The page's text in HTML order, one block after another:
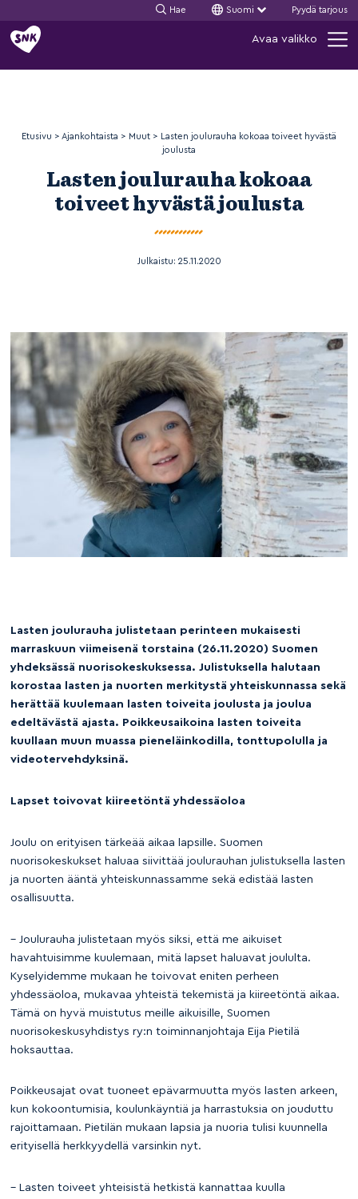
Siirry
sisältöön
Hae Suomi Pyydä tarjous
Avaa valikko
Etusivu > Ajankohtaista > Muut >
Lasten joulurauha kokoaa toiveet hyvästä
joulusta
Lasten joulurauha kokoaa
toiveet hyvästä joulusta
Julkaistu: 25.11.2020
Lasten joulurauha julistetaan perinteen mukaisesti
marraskuun viimeisenä torstaina (26.11.2020) Suomen
yhdeksässä nuorisokeskuksessa. Julistuksella halutaan
korostaa lasten ja nuorten merkitystä yhteiskunnassa sekä
herättää kuulemaan lasten toiveita joulusta ja joulua
edeltävästä ajasta. Poikkeusaikoina lasten toiveita
kuullaan muun muassa pieneläinkodilla, tonttupolulla ja
videotervehdyksinä.
Lapset toivovat kiireetöntä yhdessäoloa
Joulu on erityisen tärkeää aikaa lapsille. Suomen
nuorisokeskukset haluaa siivittää joulurauhan julistuksella lasten
ja nuorten ääntä yhteiskunnassamme sekä edistää lasten
osallisuutta.
– Joulurauha julistetaan myös siksi, että me aikuiset
havahtuisimme kuulemaan, mitä lapset haluavat joululta.
Kyselyidemme mukaan he toivovat eniten perheen
yhdessäoloa, mukavaa yhteistä tekemistä ja kiireetöntä aikaa.
Tämä on hyvä muistutus meille aikuisille, Suomen
nuorisokeskusyhdistys ry:n toiminnanjohtaja Eija Pietilä
hoksauttaa.
Poikkeusajat ovat tuoneet epävarmuutta myös lasten arkeen,
kun kokoontumisia, koulunkäyntiä ja harrastuksia on jouduttu
rajoittamaan. Pietilän mukaan lapsia ja nuoria tulisi kuunnella
erityisellä herkkyydellä varsinkin nyt.
– Lasten toiveet yhteisistä hetkistä kannattaa kuulla